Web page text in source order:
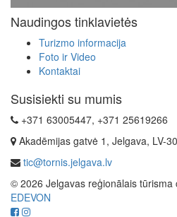
Naudingos tinklavietės
Turizmo informacija
Foto ir Video
Kontaktai
Susisiekti su mumis
+371 63005447, +371 25619266
Akadēmijas gatvė 1, Jelgava, LV-
tic@tornis.jelgava.lv
© 2026 Jelgavas reģionālais
EDEVON